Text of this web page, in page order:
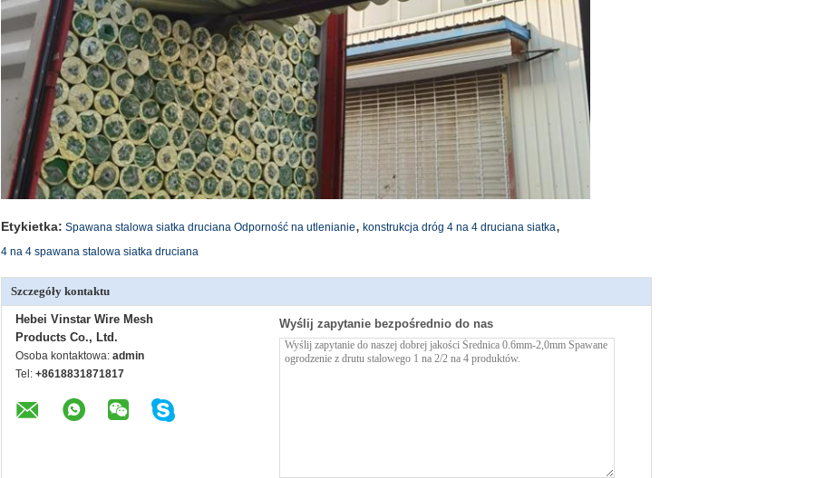
Etykietka: Spawana stalowa siatka druciana Odporność na utlenianie, konstrukcja dróg 4 na 4 druciana siatka,
4 na 4 spawana stalowa siatka druciana
Szczegóły kontaktu
Hebei Vinstar Wire Mesh
Products Co., Ltd.
Osoba kontaktowa: admin
Tel: +8618831871817
Wyślij zapytanie bezpośrednio do nas